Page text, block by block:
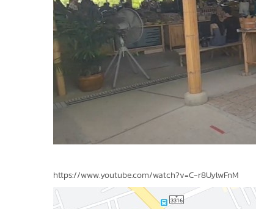
https://www.youtube.com/watch?v=C-r8UylwFnM